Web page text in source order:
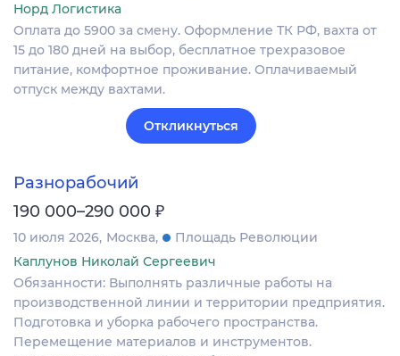
Норд Логистика
Оплата до 5900 за смену. Оформление ТК РФ, вахта от
15 до 180 дней на выбор, бесплатное трехразовое
питание, комфортное проживание. Оплачиваемый
отпуск между вахтами.
Откликнуться
Разнорабочий
190 000–290 000 ₽
10 июля 2026 Москва
Площадь Революции
Каплунов Николай Сергеевич
Обязанности: Выполнять различные работы на
производственной линии и территории предприятия.
Подготовка и уборка рабочего пространства.
Перемещение материалов и инструментов.